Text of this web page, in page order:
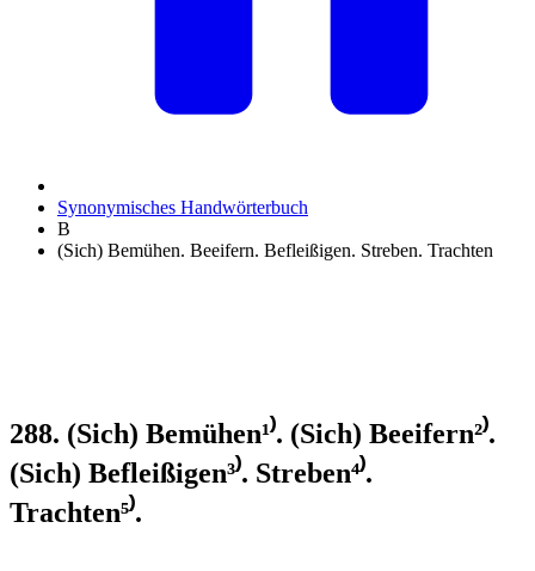
Synonymisches Handwörterbuch
B
(Sich) Bemühen. Beeifern. Befleißigen. Streben. Trachten
288. (Sich) Bemühen¹⁾. (Sich) Beeifern²⁾.
(Sich) Befleißigen³⁾. Streben⁴⁾.
Trachten⁵⁾.